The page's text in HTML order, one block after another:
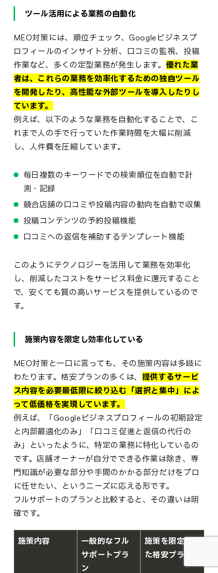
ツール活用による業務の自動化
MEO対策には、順位チェック、Googleビジネスプ
ロフィールのインサイト分析、口コミの監視、投稿
作業など、多くの定型業務が発生します。 優れた業
者は、これらの業務を効率化するための独自ツール
を開発したり、高性能な外部ツールを導入したりし
ています。
例えば、以下のような業務を自動化することで、こ
れまで人の手で行っていた作業時間を大幅に削減
し、人件費を圧縮しています。
毎日複数のキーワードでの検索順位を自動で計
測・記録
競合店舗の口コミや投稿内容の動向を自動で収集
投稿コンテンツの予約投稿機能
口コミへの返信を補助するテンプレート機能
このようにテクノロジーを活用して業務を効率化
し、削減したコストをサービス料金に還元すること
で、安くても質の高いサービスを提供しているので
す。
施策内容を限定し効率化している
MEO対策と一口に言っても、その施策内容は多岐に
わたります。格安プランの多くは、 提供するサービ
ス内容を必要最低限に絞り込む「選択と集中」によ
って低価格を実現しています。
例えば、「Googleビジネスプロフィールの初期設定
と内部最適化のみ」「口コミ促進と返信の代行の
み」といったように、特定の業務に特化しているの
です。店舗オーナーが自分でできる作業は除き、専
門知識が必要な部分や手間のかかる部分だけをプロ
に任せたい、というニーズに応える形です。
フルサポートのプランと比較すると、その違いは明
確です。
施策内容
一般的なフル
サポートプラ
ン
施策を限定し
た格安プラン